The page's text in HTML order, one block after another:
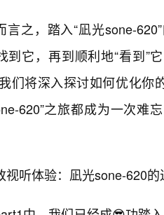
言之，踏入“凪光sone-
到它，再到顺利地“看到”
们将深入探讨如何优化你
620”之旅都成为一次难
视听体验：凪光sone-620